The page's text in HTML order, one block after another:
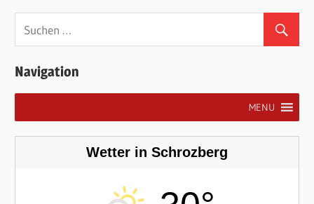
Navigation
MENU
Wetter in Schrozberg